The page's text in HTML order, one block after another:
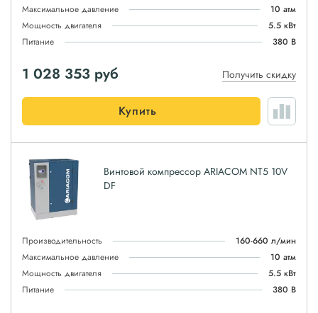
Максимальное давление
10 атм
Мощность двигателя
5.5 кВт
Питание
380 В
1 028 353 руб Получить скидку
Купить
Винтовой компрессор ARIACOM NT5 10V
DF
Производительность
160-660 л/мин
Максимальное давление
10 атм
Мощность двигателя
5.5 кВт
Питание
380 В